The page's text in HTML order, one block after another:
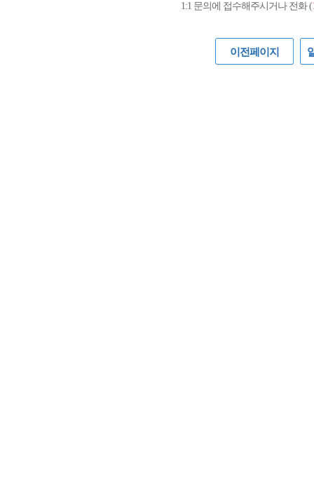
1:1 문의에 접수해주시거나 전화 (
이전페이지